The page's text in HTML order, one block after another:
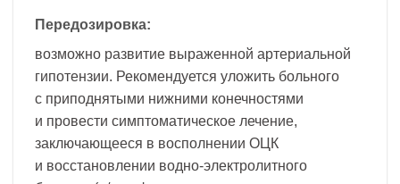
Передозировка:
возможно развитие выраженной артериальной
гипотензии. Рекомендуется уложить больного
с приподнятыми нижними конечностями
и провести симптоматическое лечение,
заключающееся в восполнении ОЦК
и восстановлении водно-электролитного